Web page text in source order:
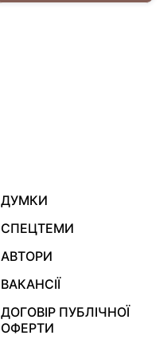
ДУМКИ
СПЕЦТЕМИ
АВТОРИ
ВАКАНСІЇ
ДОГОВІР ПУБЛІЧНОЇ
ОФЕРТИ